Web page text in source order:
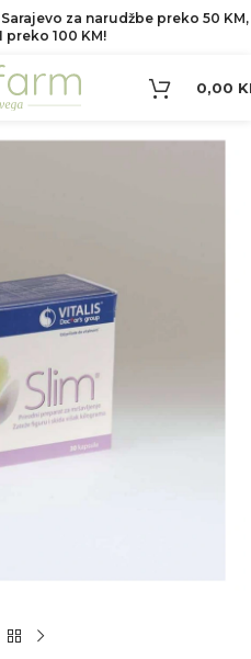
za narudžbe preko 50 KM,
100 KM!
0,00